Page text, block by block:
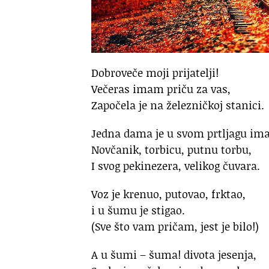
Dobroveče moji prijatelji!
Večeras imam priču za vas,
Započela je na železničkoj stanici.
Jedna dama je u svom prtljagu
Novčanik, torbicu, putnu torbu,
I svog pekinezera, velikog čuvara.
Voz je krenuo, putovao, frktao,
i u šumu je stigao.
(Sve što vam pričam, jest je bilo!)
A u šumi – šuma! divota jesenja,